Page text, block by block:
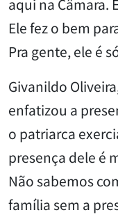
Ele fez o bem
Pra gente, ele é
Givanildo
enfatizou a
o patriarca
presença dele é
Não sabemos
família sem a